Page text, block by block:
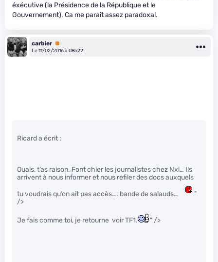
éxécutive (la Présidence de la République et le
Gouvernement). Ca me paraît assez paradoxal.
carbier Premium
Le 11/02/2016 à 08h22
Ricard a écrit :
Ouais, t’as raison. Font chier les journalistes chez Nxi… Ils
arrivent à nous informer et nous refiler des docs auxquels
tu voudrais qu’on ait pas accès…. bande de salauds…
"
/>
Je fais comme toi, je retourne voir TF1. " />